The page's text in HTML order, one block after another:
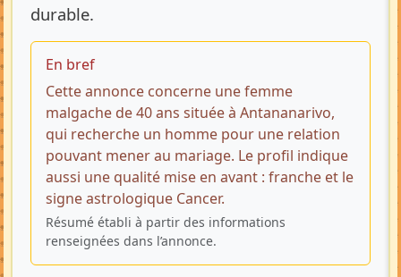
durable.
En bref
Cette annonce concerne une femme
malgache de 40 ans située à Antananarivo,
qui recherche un homme pour une relation
pouvant mener au mariage. Le profil indique
aussi une qualité mise en avant : franche et le
signe astrologique Cancer.
Résumé établi à partir des informations
renseignées dans l’annonce.